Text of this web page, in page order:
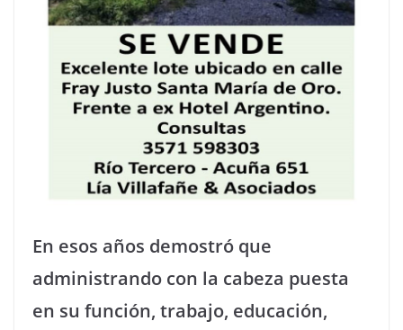
En esos años demostró que
administrando con la cabeza puesta
en su función, trabajo, educación,